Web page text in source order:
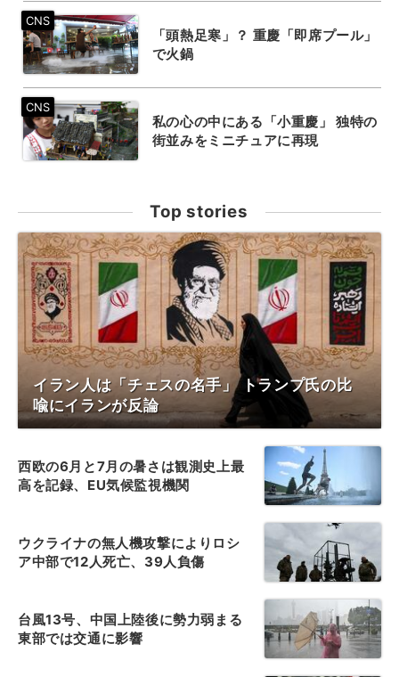
「頭熱足寒」？ 重慶「即席プール」
で火鍋
私の心の中にある「小重慶」 独特の
街並みをミニチュアに再現
Top stories
イラン人は「チェスの名手」 トランプ氏の比
喩にイランが反論
西欧の6月と7月の暑さは観測史上最
高を記録、EU気候監視機関
ウクライナの無人機攻撃によりロシ
ア中部で12人死亡、39人負傷
台風13号、中国上陸後に勢力弱まる
東部では交通に影響